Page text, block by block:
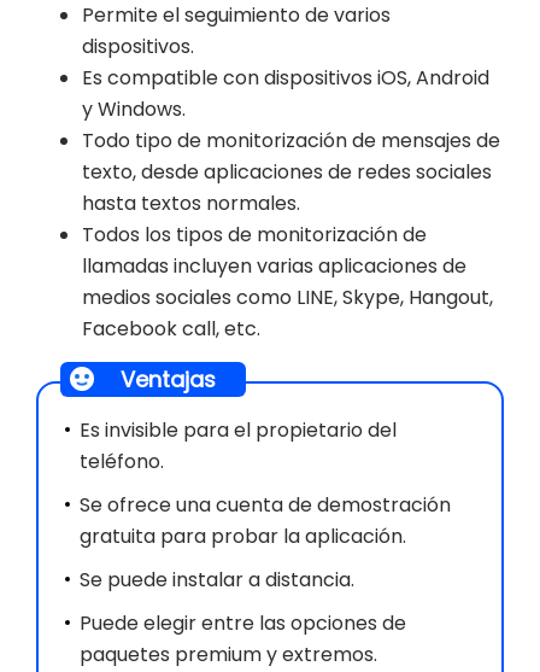
Permite el seguimiento de varios
dispositivos.
Es compatible con dispositivos iOS, Android
y Windows.
Todo tipo de monitorización de mensajes de
texto, desde aplicaciones de redes sociales
hasta textos normales.
Todos los tipos de monitorización de
llamadas incluyen varias aplicaciones de
medios sociales como LINE, Skype, Hangout,
Facebook call, etc.
Ventajas
Es invisible para el propietario del
teléfono.
Se ofrece una cuenta de demostración
gratuita para probar la aplicación.
Se puede instalar a distancia.
Puede elegir entre las opciones de
paquetes premium y extremos.